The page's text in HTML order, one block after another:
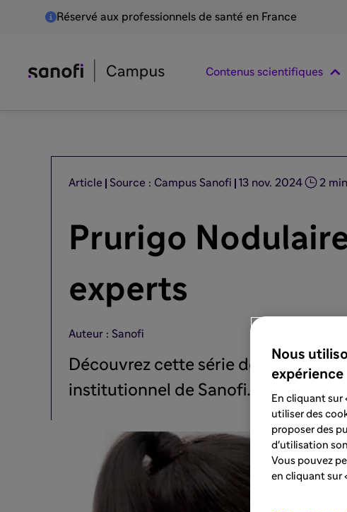
Réservé aux professionnels de santé en France
Contenus scientifiques
Article Source : Campus Sanofi 13 nov. 2024 2 min
Prurigo
experts
Auteur : Sanofi
Découvrez cette série de podcasts
institutionnel de Sanofi. Plongez
Nous
expérience
En cliquant sur
utiliser des
proposer des
d'utilisation
Vous pouvez
en cliquant sur